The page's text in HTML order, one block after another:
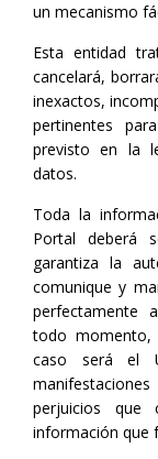
un mecanismo
Esta entidad
cancelará,
inexactos,
pertinentes
previsto en la
datos.
Toda la
Portal deberá
garantiza la
comunique y
perfectamente
todo momento,
caso será el
perjuicios
información que